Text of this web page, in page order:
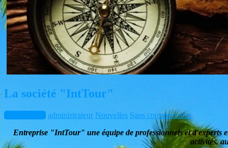
La société "IntTour"
mars 3, 2015 administrateur Nouvelles Sans commentaires
Entreprise "IntTour" une équipe de professionnels et d'experts
activités,